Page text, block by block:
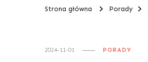
Strona główna Porady
2024-11-01 PORADY